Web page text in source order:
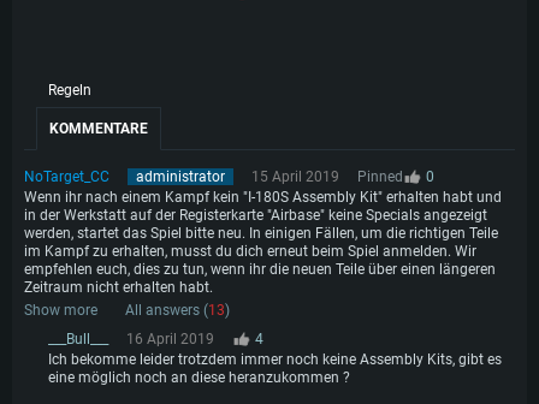
Hauptquartier - Handelsoptionen
Toolkits" gegen jede "neue Komponente"
im Hauptquartier eintauschen.
Regeln
KOMMENTARE
NoTarget_CC administrator 15 April 2019 Pinned
0
Wenn ihr nach einem Kampf kein "I-180S Assembly Kit" erhalten habt und
in der Werkstatt auf der Registerkarte "Airbase" keine Specials angezeigt
werden, startet das Spiel bitte neu. In einigen Fällen, um die richtigen Teile
im Kampf zu erhalten, musst du dich erneut beim Spiel anmelden. Wir
empfehlen euch, dies zu tun, wenn ihr die neuen Teile über einen längeren
Zeitraum nicht erhalten habt.
Show more
All answers (13)
___Bull___
16 April 2019
4
Ich bekomme leider trotzdem immer noch keine Assembly Kits, gibt es
eine möglich noch an diese heranzukommen ?